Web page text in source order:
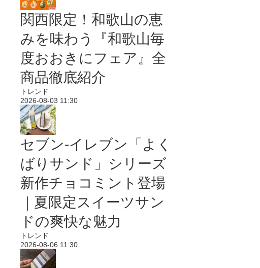
関西限定！和歌山の恵
みを味わう『和歌山毎
度おおきにフェア』全
商品徹底紹介
トレンド
2026-08-03 11:30
セブン‐イレブン「よく
ばりサンド」シリーズ
新作チョコミント登場
｜夏限定スイーツサン
ドの爽快な魅力
トレンド
2026-08-06 11:30